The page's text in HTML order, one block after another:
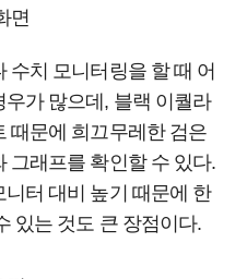
면
수치 모니터링을 할 때 어
가 많으데, 블랙 이퀄라
때문에 희끄무레한 검은
그래프를 확인할 수 있다.
터 대비 높기 때문에 한
있는 것도 큰 장점이다.